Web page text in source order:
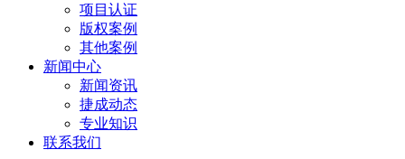
项目认证
版权案例
其他案例
新闻中心
新闻资讯
捷成动态
专业知识
联系我们